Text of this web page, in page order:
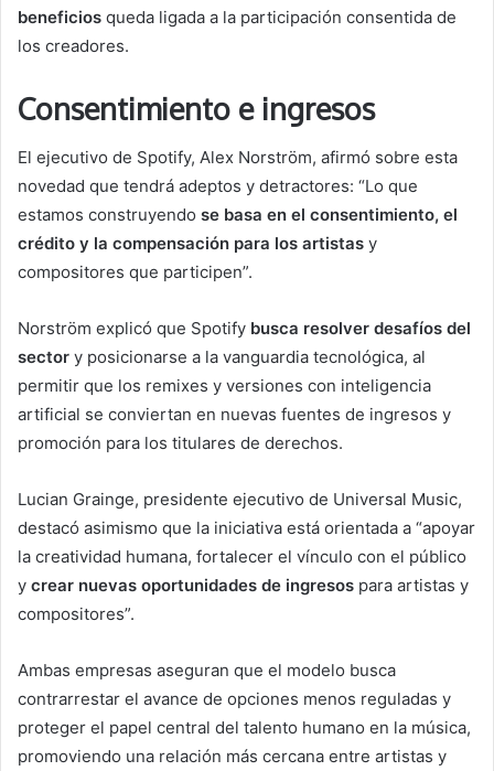
beneficios queda ligada a la participación consentida de
los creadores.
Consentimiento e ingresos
El ejecutivo de Spotify, Alex Norström, afirmó sobre esta
novedad que tendrá adeptos y detractores: “Lo que
estamos construyendo se basa en el consentimiento, el
crédito y la compensación para los artistas y
compositores que participen”.
Norström explicó que Spotify busca resolver desafíos del
sector y posicionarse a la vanguardia tecnológica, al
permitir que los remixes y versiones con inteligencia
artificial se conviertan en nuevas fuentes de ingresos y
promoción para los titulares de derechos.
Lucian Grainge, presidente ejecutivo de Universal Music,
destacó asimismo que la iniciativa está orientada a “apoyar
la creatividad humana, fortalecer el vínculo con el público
y crear nuevas oportunidades de ingresos para artistas y
compositores”.
Ambas empresas aseguran que el modelo busca
contrarrestar el avance de opciones menos reguladas y
proteger el papel central del talento humano en la música,
promoviendo una relación más cercana entre artistas y